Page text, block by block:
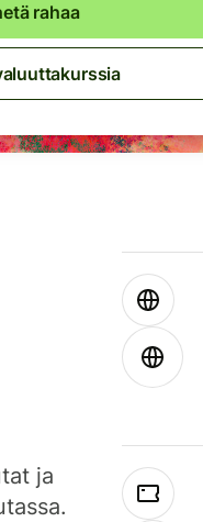
rahaa
ja